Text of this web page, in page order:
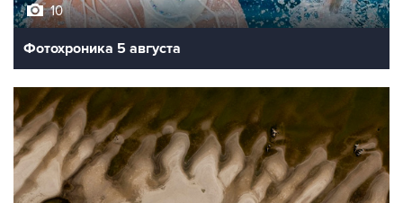
Фотохроника 5 августа